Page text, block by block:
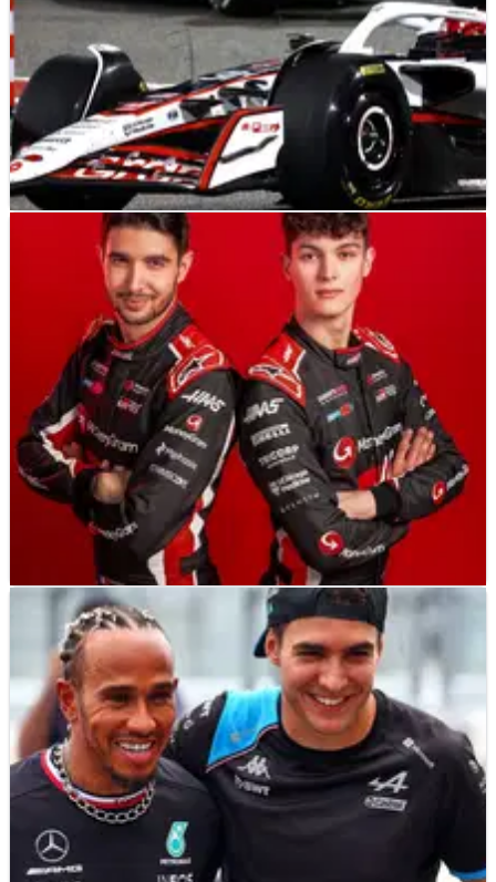
FEATURE
Pembalap F1 berpengalaman mengidentifikasi
siapa yang akan dikalahkan oleh rekan setim
mudanya pada tahun 2025
NEWS 18/02/25
Foto Mata-Mata Ungkap Mobil Haas untuk F1
2025